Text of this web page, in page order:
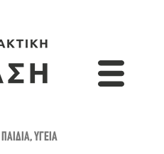
ΠΑΙΔΙΆ,ΥΓΕΊΑ